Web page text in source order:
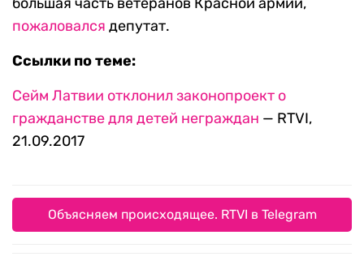
пожаловался депутат.
Ссылки по теме:
Сейм Латвии отклонил законопроект о
гражданстве для детей неграждан — RTVI,
21.09.2017
Объясняем происходящее. RTVI в Telegram